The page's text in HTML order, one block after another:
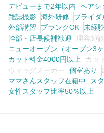
デビューまで2年以内
ヘアシ
雑誌撮影 海外研修 ブライダ
外部講習
ブランクOK 未経
幹部・店長候補歓迎
理容師
ニューオープン（オープン3ヶ
カット料金4000円以上
カッ
ウィッグメーカー
個室あり
ママさんスタッフ在籍中
ス
女性スタッフ比率50％以上